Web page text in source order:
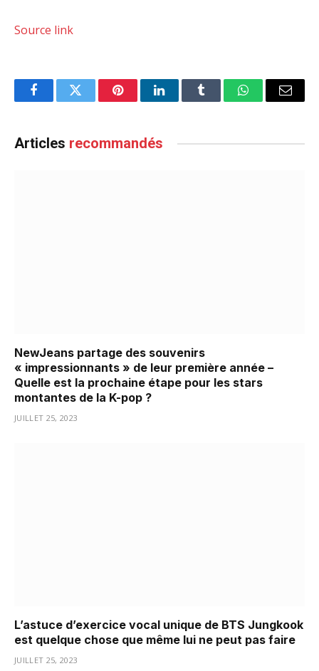
Source link
FacebookTwitter PinterestLinkedInTumblr WhatsAppEmail
Articles recommandés
NewJeans partage des souvenirs
« impressionnants » de leur première année –
Quelle est la prochaine étape pour les stars
montantes de la K-pop ?
JUILLET 25, 2023
L’astuce d’exercice vocal unique de BTS Jungkook
est quelque chose que même lui ne peut pas faire
JUILLET 25, 2023